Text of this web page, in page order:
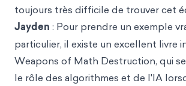
toujours très difficile de trouver cet
Jayden : Pour prendre un exemple
particulier, il existe un excellent livre
Weapons of Math Destruction, qui
le rôle des algorithmes et de l'IA